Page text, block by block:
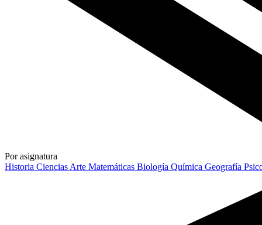
Por asignatura
Historia Ciencias Arte Matemáticas Biología Química Geografía